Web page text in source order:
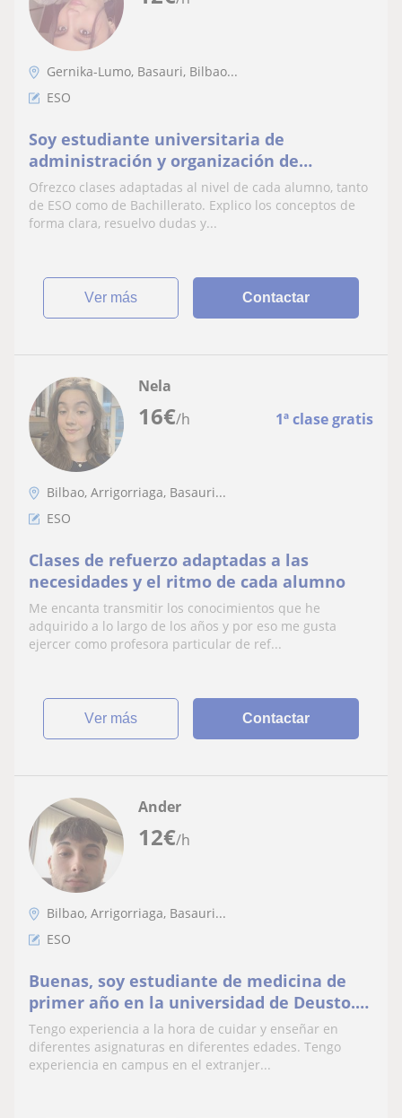
Gernika-Lumo, Basauri, Bilbao...
ESO
Soy estudiante universitaria de
administración y organización de
empresas.
Ofrezco clases adaptadas al nivel de cada alumno, tanto
de ESO como de Bachillerato. Explico los conceptos de
forma clara, resuelvo dudas y...
ver más Contactar
16€/h 1ª clase gratis
Nela
Bilbao, Arrigorriaga, Basauri...
ESO
Clases de refuerzo adaptadas a las
necesidades y el ritmo de cada alumno
Me encanta transmitir los conocimientos que he
adquirido a lo largo de los años y por eso me gusta
ejercer como profesora particular de ref...
ver más Contactar
12€/h
Ander
Bilbao, Arrigorriaga, Basauri...
ESO
Buenas, soy estudiante de medicina de
primer año en la universidad de Deusto.
Gracias a mi carrera mantengo una serie
de competencias y conocimientos
interpersonales que me ayudan para
Tengo experiencia a la hora de cuidar y enseñar en
diferentes asignaturas en diferentes edades. Tengo
experiencia en campus en el extranjer...